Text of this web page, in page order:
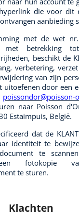
die voor dit
aanbieding
met de wet
met betrekking
beschikt de
verbetering,
van zijn
uitoefenen door een
poissondor@poisson-
naar Poisson
Estaimpuis, België.
dat de
identiteit te
te
een fotokopie
te sturen.
Klachten